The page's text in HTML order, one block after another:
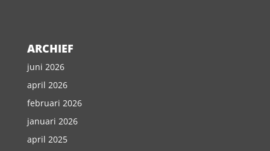
ARCHIEF
juni 2026
april 2026
februari 2026
januari 2026
april 2025